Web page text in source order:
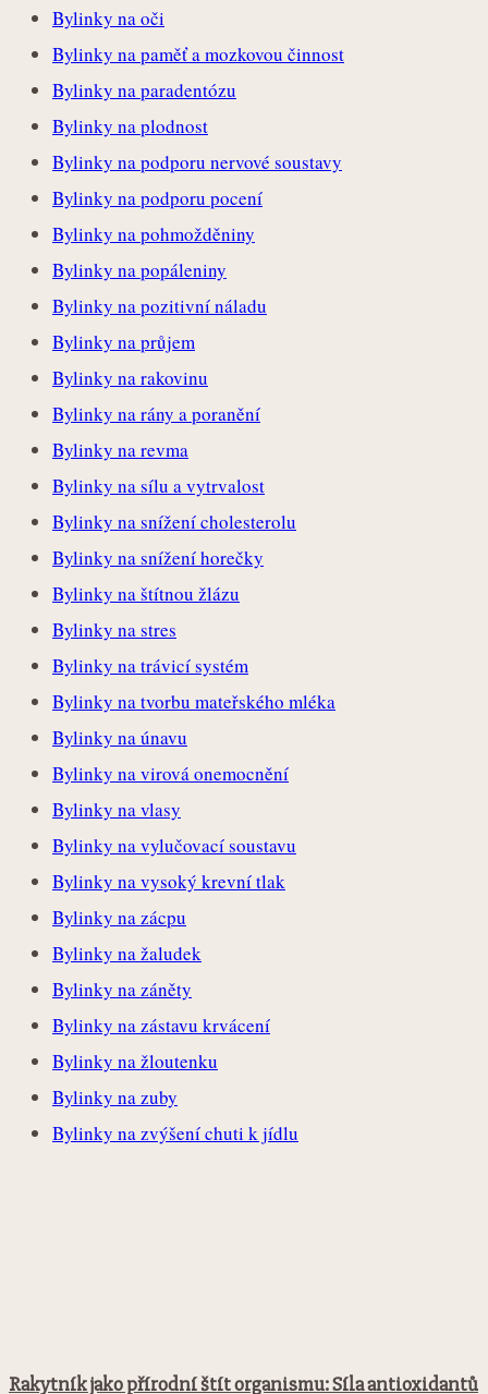
Bylinky na oči
Bylinky na paměť a mozkovou činnost
Bylinky na paradentózu
Bylinky na plodnost
Bylinky na podporu nervové soustavy
Bylinky na podporu pocení
Bylinky na pohmožděniny
Bylinky na popáleniny
Bylinky na pozitivní náladu
Bylinky na průjem
Bylinky na rakovinu
Bylinky na rány a poranění
Bylinky na revma
Bylinky na sílu a vytrvalost
Bylinky na snížení cholesterolu
Bylinky na snížení horečky
Bylinky na štítnou žlázu
Bylinky na stres
Bylinky na trávicí systém
Bylinky na tvorbu mateřského mléka
Bylinky na únavu
Bylinky na virová onemocnění
Bylinky na vlasy
Bylinky na vylučovací soustavu
Bylinky na vysoký krevní tlak
Bylinky na zácpu
Bylinky na žaludek
Bylinky na záněty
Bylinky na zástavu krvácení
Bylinky na žloutenku
Bylinky na zuby
Bylinky na zvýšení chuti k jídlu
Rakytník jako přírodní štít organismu: Síla antioxidantů